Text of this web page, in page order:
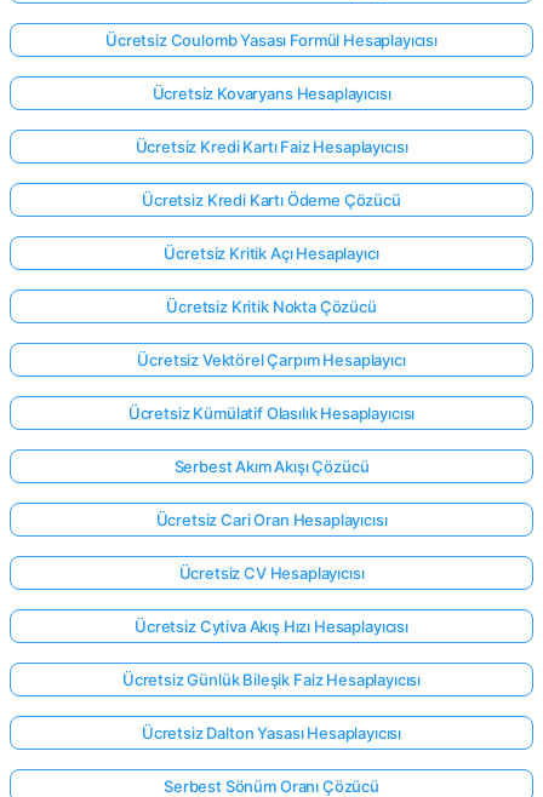
Ücretsiz Coulomb Yasası Formül Hesaplayıcısı
Ücretsiz Kovaryans Hesaplayıcısı
Ücretsiz Kredi Kartı Faiz Hesaplayıcısı
Ücretsiz Kredi Kartı Ödeme Çözücü
Ücretsiz Kritik Açı Hesaplayıcı
Ücretsiz Kritik Nokta Çözücü
Ücretsiz Vektörel Çarpım Hesaplayıcı
Ücretsiz Kümülatif Olasılık Hesaplayıcısı
Serbest Akım Akışı Çözücü
Ücretsiz Cari Oran Hesaplayıcısı
Ücretsiz CV Hesaplayıcısı
Ücretsiz Cytiva Akış Hızı Hesaplayıcısı
Ücretsiz Günlük Bileşik Faiz Hesaplayıcısı
Ücretsiz Dalton Yasası Hesaplayıcısı
Serbest Sönüm Oranı Çözücü